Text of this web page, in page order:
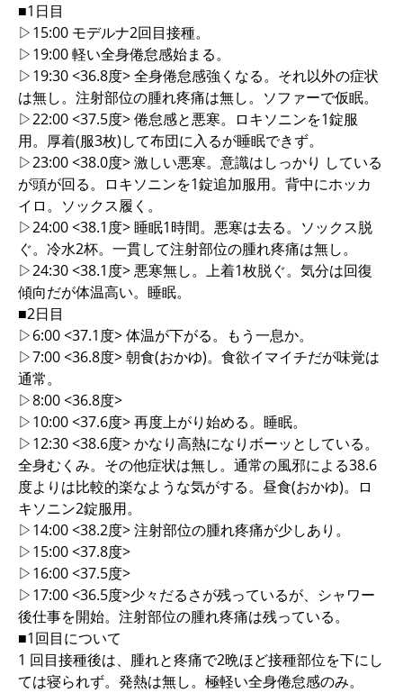
■1日目
▷15:00 モデルナ2回目接種。
▷19:00 軽い全身倦怠感始まる。
▷19:30 <36.8度> 全身倦怠感強くなる。それ以外の症状
は無し。注射部位の腫れ疼痛は無し。ソファーで仮眠。
▷22:00 <37.5度> 倦怠感と悪寒。ロキソニンを1錠服
用。厚着(服3枚)して布団に入るが睡眠できず。
▷23:00 <38.0度> 激しい悪寒。意識はしっかり している
が頭が回る。ロキソニンを1錠追加服用。背中にホッカ
イロ。ソックス履く。
▷24:00 <38.1度> 睡眠1時間。悪寒は去る。ソックス脱
ぐ。冷水2杯。一貫して注射部位の腫れ疼痛は無し。
▷24:30 <38.1度> 悪寒無し。上着1枚脱ぐ。気分は回復
傾向だが体温高い。睡眠。
■2日目
▷6:00 <37.1度> 体温が下がる。もう一息か。
▷7:00 <36.8度> 朝食(おかゆ)。食欲イマイチだが味覚は
通常。
▷8:00 <36.8度>
▷10:00 <37.6度> 再度上がり始める。睡眠。
▷12:30 <38.6度> かなり高熱になりボーッとしている。
全身むくみ。その他症状は無し。通常の風邪による38.6
度よりは比較的楽なような気がする。昼食(おかゆ)。ロ
キソニン2錠服用。
▷14:00 <38.2度> 注射部位の腫れ疼痛が少しあり。
▷15:00 <37.8度>
▷16:00 <37.5度>
▷17:00 <36.5度>少々だるさが残っているが、シャワー
後仕事を開始。注射部位の腫れ疼痛は残っている。
■1回目について
1 回目接種後は、腫れと疼痛で2晩ほど接種部位を下にし
ては寝られず。発熱は無し。極軽い全身倦怠感のみ。